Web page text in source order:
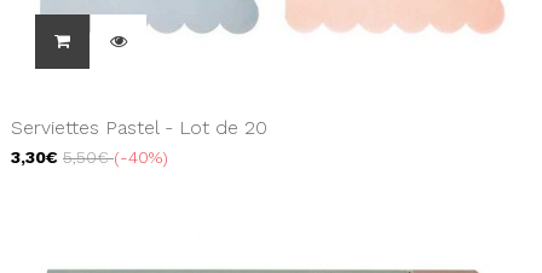
Serviettes Pastel - Lot de 20
3,30€ 5,50€ -40%